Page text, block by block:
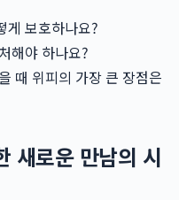
게 보호하나요?
해야 하나요?
때 위피의 가장 큰 장점은
새로운 만남의 시